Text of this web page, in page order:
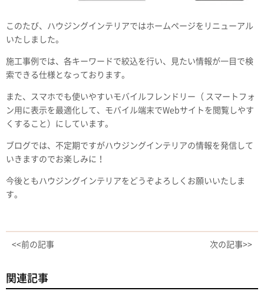
このたび、ハウジングインテリアではホームページをリニューアル
いたしました。
施工事例では、各キーワードで絞込を行い、見たい情報が一目で検
索できる仕様となっております。
また、スマホでも使いやすいモバイルフレンドリー（ スマートフォ
ン用に表示を最適化して、モバイル端末でWebサイトを閲覧しやす
くすること）にしています。
ブログでは、不定期ですがハウジングインテリアの情報を発信して
いきますのでお楽しみに！
今後ともハウジングインテリアをどうぞよろしくお願いいたしま
す。
<<前の記事 次の記事>>
関連記事